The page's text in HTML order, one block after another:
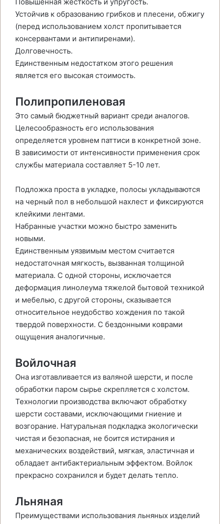
Устойчив к образованию грибков и плесени, обжигу
(перед использованием холст пропитывается
консервантами и антипиренами).
Долговечность.
Единственным недостатком этого решения
является его высокая стоимость.
Полипропиленовая
Это самый бюджетный вариант среди аналогов.
Целесообразность его использования
определяется уровнем паттиси в конкретной зоне.
В зависимости от интенсивности применения срок
службы материала составляет 5-10 лет.
Подложка проста в укладке, полосы укладываются
на черный пол в небольшой нахлест и фиксируются
клейкими лентами.
Набранные участки можно быстро заменить
новыми.
Единственным уязвимым местом считается
недостаточная мягкость, вызванная толщиной
материала. С одной стороны, исключается
деформация линолеума тяжелой бытовой техникой
и мебелью, с другой стороны, сказывается
относительное неудобство хождения по такой
твердой поверхности. С бездонными коврами
ощущения аналогичные.
Войлочная
Она изготавливается из валяной шерсти, и после
обработки паром сырье скрепляется с холстом.
Технологии производства включают обработку
шерсти составами, исключающими гниение и
возгорание. Натуральная подкладка экологически
чистая и безопасная, не боится истирания и
механических воздействий, мягкая, эластичная и
обладает антибактериальным эффектом. Войлок
прекрасно сохранился и будет делать тепло.
Льняная
Преимуществами использования льняных изделий